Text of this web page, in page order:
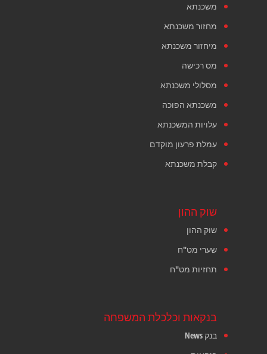
משכנתא
מחזור משכנתא
מיחזור משכנתא
מס רכישה
מסלולי משכנתא
משכנתא הפוכה
עלויות המשכנתא
עמלת פרעון מוקדם
קבלת משכנתא
שוק ההון
שוק ההון
שערי מט"ח
תחזיות מט"ח
בנקאות וכלכלת המשפחה
בנק News